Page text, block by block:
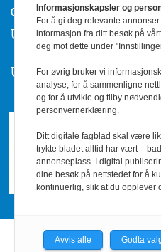
også klage inn saker
Utvalg,www.pfu.no.
Utgiver: PBL
Informasjonskapsler og
For å gi deg relevante
informasjon fra ditt besøk på
deg mot dette under
For øvrig bruker vi
analyse, for å sammenligne
og for å utvikle og tilby
personvernerklæring.
Ditt digitale fagblad skal være
trykte bladet alltid har vært –
annonseplass. I digital
dine besøk på nettstedet for å
kontinuerlig, slik at du opplever
Avvis alle Godta